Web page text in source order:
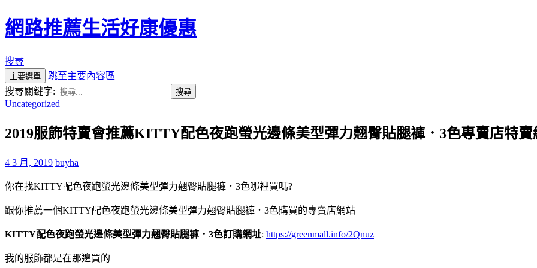
網路推薦生活好康優惠
搜尋
主要選單
跳至主要內容區
搜尋關鍵字:
Uncategorized
2019服飾特賣會推薦KITTY配色夜跑螢光邊條美型彈力翹臀貼腿褲．3色專賣店特賣
4 3 月, 2019 buyha
你在找KITTY配色夜跑螢光邊條美型彈力翹臀貼腿褲．3色哪裡買嗎?
跟你推薦一個KITTY配色夜跑螢光邊條美型彈力翹臀貼腿褲．3色購買的專賣店網站
KITTY配色夜跑螢光邊條美型彈力翹臀貼腿褲．3色訂購網址: https://greenmall.info/2Qnuz
我的服飾都是在那邊買的